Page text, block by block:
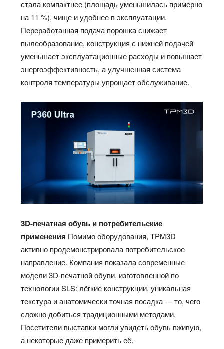
стала компактнее (площадь уменьшилась примерно
на 11 %), чище и удобнее в эксплуатации.
Переработанная подача порошка снижает
пылеобразование, конструкция с нижней подачей
уменьшает эксплуатационные расходы и повышает
энергоэффективность, а улучшенная система
контроля температуры упрощает обслуживание.
3D-печатная обувь и потребительские
применения Помимо оборудования, TPM3D
активно продемонстрировала потребительское
направление. Компания показала современные
модели 3D-печатной обуви, изготовленной по
технологии SLS: лёгкие конструкции, уникальная
текстура и анатомически точная посадка — то, чего
сложно добиться традиционными методами.
Посетители выставки могли увидеть обувь вживую,
а некоторые даже примерить её.